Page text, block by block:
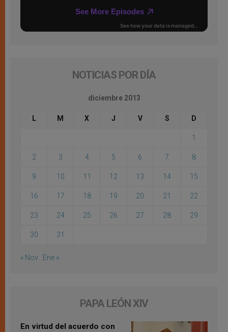
NOTICIAS POR DÍA
diciembre 2013
L M X J V S D
1
2 3 4 5 6 7 8
9 10 11 12 13 14 15
16 17 18 19 20 21 22
23 24 25 26 27 28 29
30 31
« Nov Ene »
PAPA LEÓN XIV
En virtud del acuerdo con